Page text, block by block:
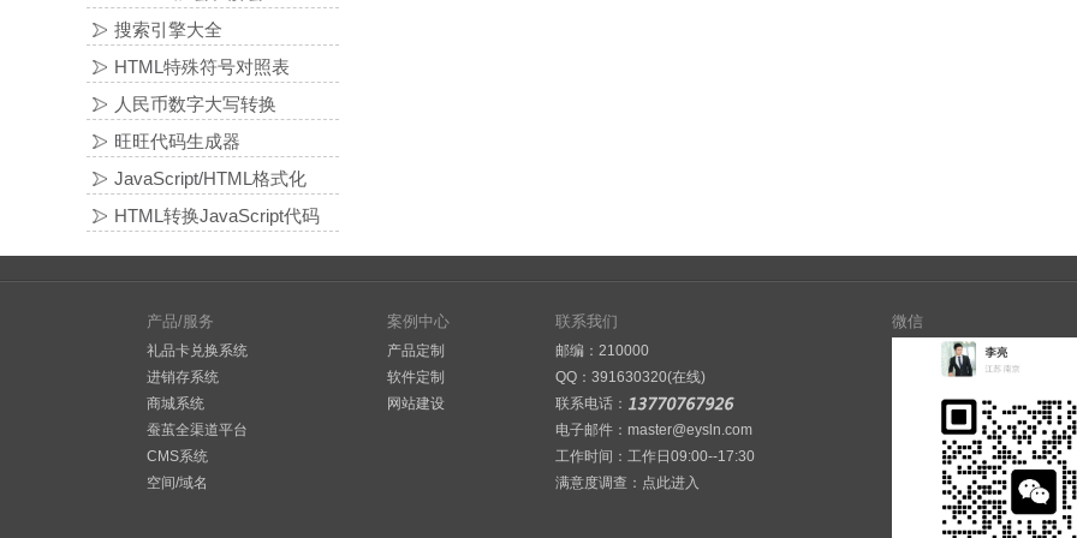
搜索引擎大全
HTML特殊符号对照表
人民币数字大写转换
旺旺代码生成器
JavaScript/HTML格式化
HTML转换JavaScript代码
产品/服务
礼品卡兑换系统
进销存系统
商城系统
蚕茧全渠道平台
CMS系统
空间/域名
案例中心
产品定制
软件定制
网站建设
联系我们
邮编：210000
QQ： 391630320(在线)
联系电话：
电子邮件：master@eysln.com
工作时间：工作日09:00--17:30
满意度调查： 点此进入
微信